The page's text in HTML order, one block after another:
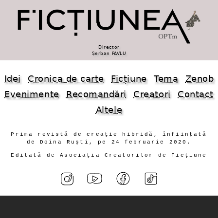
Director
Șerban PAVLU
Idei Cronica de carte Ficțiune Tema
Zenob
Evenimente
Recomandări Creatori
Contact
Altele
Prima revistă de creație hibridă, înființată
de Doina Ruști, pe 24 februarie 2020.
Editată de Asociația Creatorilor de Ficțiune